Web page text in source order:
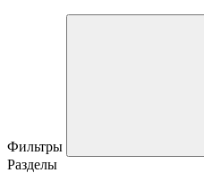
Фильтры
Разделы